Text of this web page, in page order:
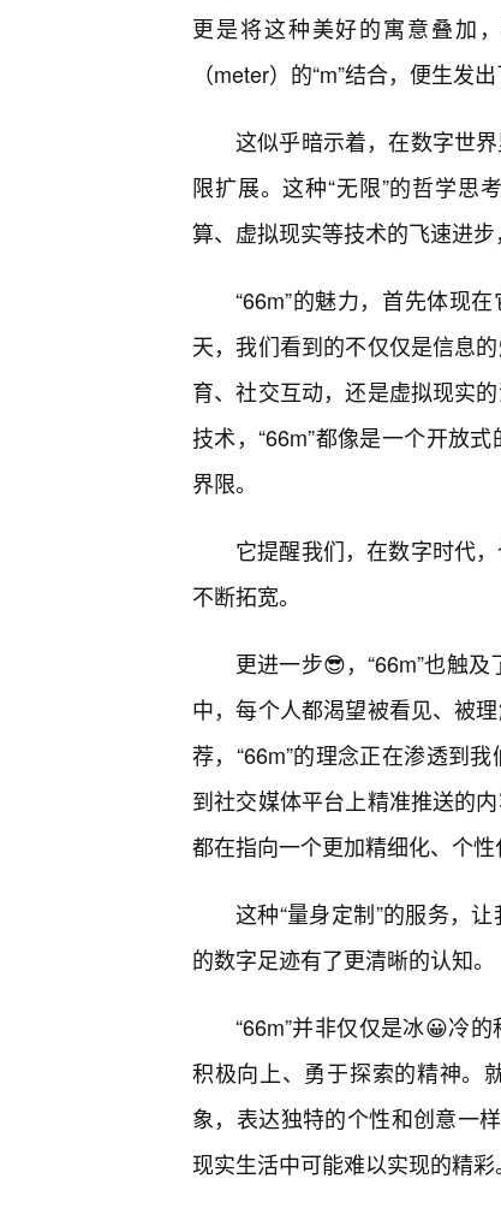
更是将这种美好的寓意叠加
（meter）的“m”结合，便生发
这似乎暗示着，在数字世
限扩展。这种“无限”的哲学思
算、虚拟现实等技术的飞速进步
“66m”的魅力，首先体现
天，我们看到的不仅仅是信息
育、社交互动，还是虚拟现实
技术，“66m”都像是一个开放
界限。
它提醒我们，在数字时代
不断拓宽。
更进一步😎，“66m”也触
中，每个人都渴望被看见、被
荐，“66m”的理念正在渗透到
到社交媒体平台上精准推送的
都在指向一个更加精细化、个性
这种“量身定制”的服务，
的数字足迹有了更清晰的认知。
“66m”并非仅仅是冰😀冷
积极向上、勇于探索的精神。
象，表达独特的个性和创意一
现实生活中可能难以实现的精彩